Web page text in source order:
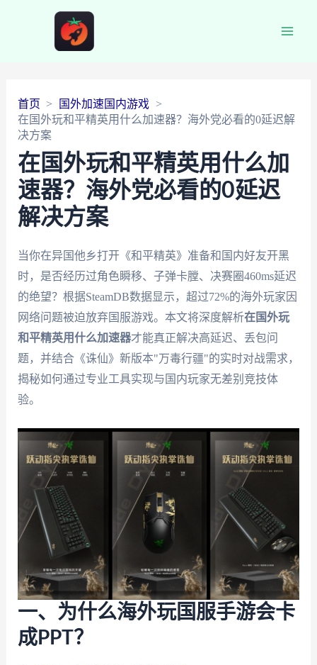
首页
国外加速国内游戏
在国外玩和平精英用什么加速器？海外党必看的0延迟解
决方案
在国外玩和平精英用什么加
速器？海外党必看的0延迟
解决方案
当你在异国他乡打开《和平精英》准备和国内好友开黑
时，是否经历过角色瞬移、子弹卡膛、决赛圈460ms延迟
的绝望？根据SteamDB数据显示，超过72%的海外玩家因
网络问题被迫放弃国服游戏。本文将深度解析在国外玩
和平精英用什么加速器才能真正解决高延迟、丢包问
题，并结合《诛仙》新版本"万毒行疆"的实时对战需求，
揭秘如何通过专业工具实现与国内玩家无差别竞技体
验。
一、为什么海外玩国服手游会卡
成PPT？